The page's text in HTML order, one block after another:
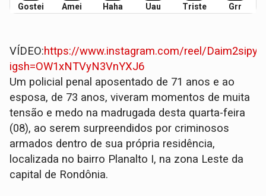
Gostei Amei Haha Uau Triste Grr
VÍDEO:https://www.instagram.com/reel/
igsh=OW1xNTVyN3VnYXJ6
Um policial penal aposentado de 71 anos e ao
esposa, de 73 anos, viveram momentos de muita
tensão e medo na madrugada desta quarta-feira
(08), ao serem surpreendidos por criminosos
armados dentro de sua própria residência,
localizada no bairro Planalto I, na zona Leste da
capital de Rondônia.